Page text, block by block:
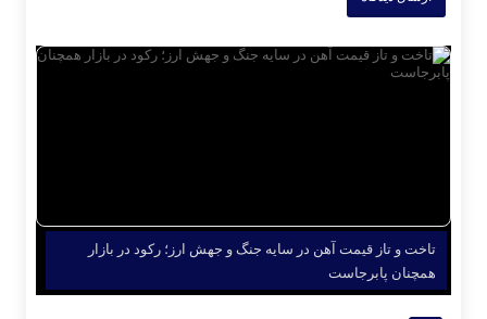
تاخت و تاز قیمت آهن در سایه جنگ و جهش ارز؛ رکود در بازار
همچنان پابرجاست